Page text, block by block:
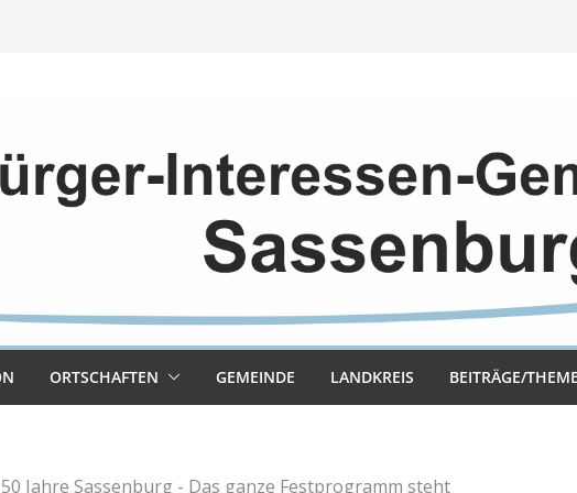
ORT­SCHAF­TEN GEMEINDE LAND­KREIS BEITRÄGE/
50 Jahre Sassenburg - Das ganze Festprogramm steht